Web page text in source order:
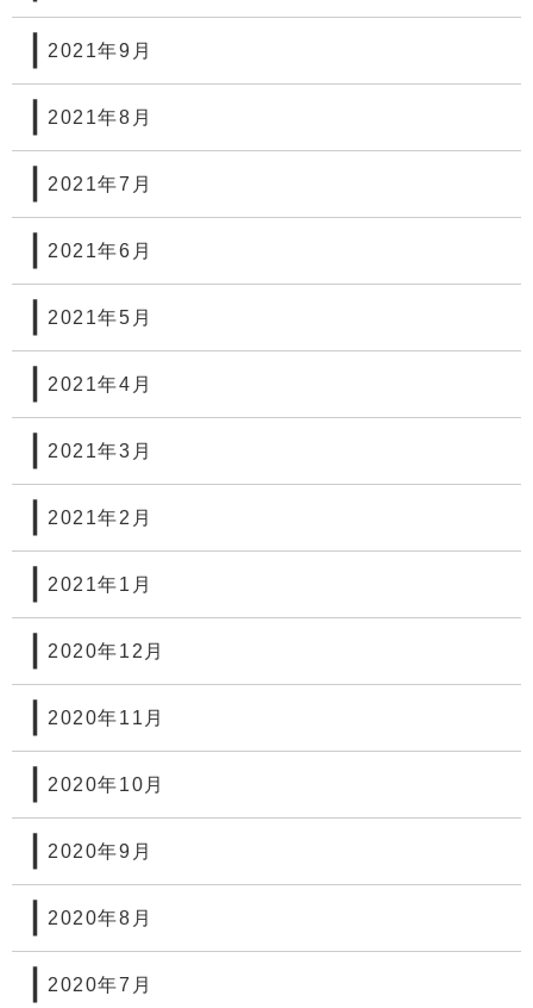
2021年9月
2021年8月
2021年7月
2021年6月
2021年5月
2021年4月
2021年3月
2021年2月
2021年1月
2020年12月
2020年11月
2020年10月
2020年9月
2020年8月
2020年7月